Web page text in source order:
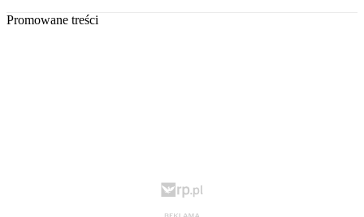
Promowane treści